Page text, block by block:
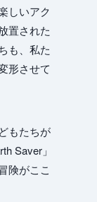
しいアク
置された
も、私た
形させて
もたちが
Saver」
険がここ